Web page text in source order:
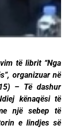
të librit “Nga
organizuar në
– Të dashur
kënaqësi të
një sebep të
e lindjes së